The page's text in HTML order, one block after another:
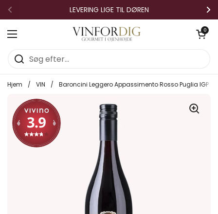
Gå til indhold
Forrige
LEVERING LIGE TIL DØREN
Åbn menuen
Åben
0
Hjem / VIN / Baroncini Leggero Appassimento Rosso Puglia IGP